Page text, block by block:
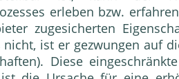
erleben bzw.
zugesicherten
nicht, ist er gezwungen auf
Diese